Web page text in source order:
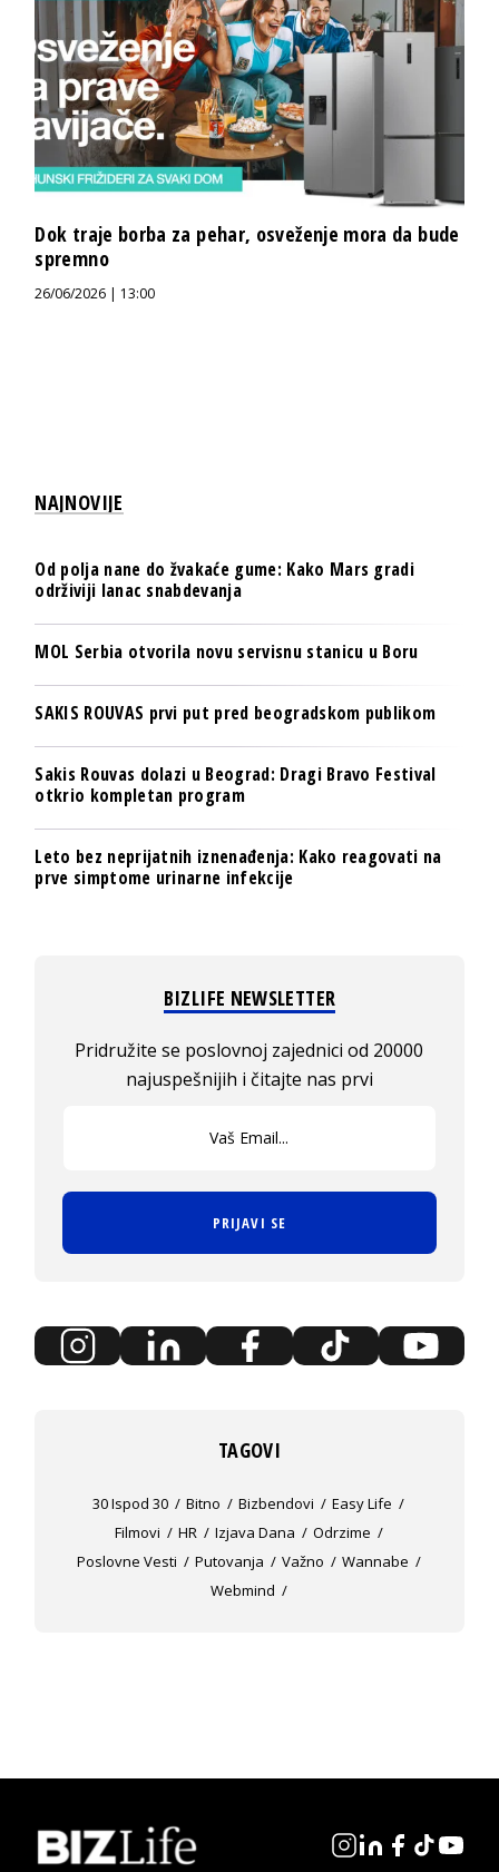
Dok traje borba za pehar, osveženje mora da bude
spremno
26/06/2026 | 13:00
NAJNOVIJE
Od polja nane do žvakaće gume: Kako Mars gradi
održiviji lanac snabdevanja
MOL Serbia otvorila novu servisnu stanicu u Boru
SAKIS ROUVAS prvi put pred beogradskom publikom
Sakis Rouvas dolazi u Beograd: Dragi Bravo Festival
otkrio kompletan program
Leto bez neprijatnih iznenađenja: Kako reagovati na
prve simptome urinarne infekcije
BIZLIFE NEWSLETTER
Pridružite se poslovnoj zajednici od 20000
najuspešnijih i čitajte nas prvi
PRIJAVI SE
TAGOVI
30 Ispod 30 Bitno Bizbendovi
Easy Life
Filmovi
HR Izjava Dana
Odrzime
Poslovne Vesti
Putovanja Važno
Wannabe
Webmind